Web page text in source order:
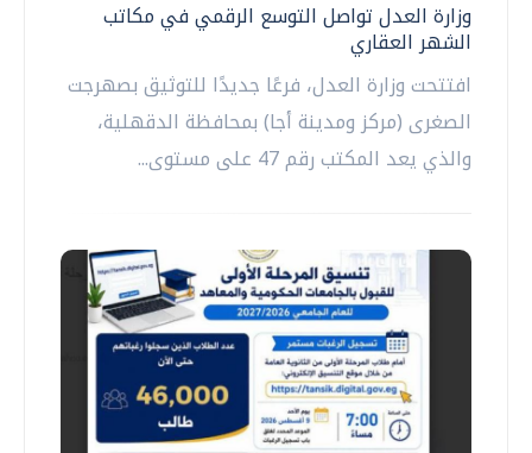
وزارة العدل تواصل التوسع الرقمي في مكاتب
الشهر العقاري
افتتحت وزارة العدل، فرعًا جديدًا للتوثيق بصهرجت
الصغرى (مركز ومدينة أجا) بمحافظة الدقهلية،
والذي يعد المكتب رقم 47 على مستوى...